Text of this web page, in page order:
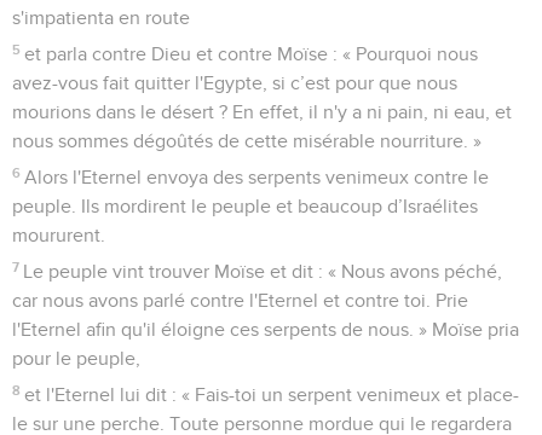
s'impatienta en route
5 et parla contre Dieu et contre Moïse : « Pourquoi nous
avez-vous fait quitter l'Egypte, si c’est pour que nous
mourions dans le désert ? En effet, il n'y a ni pain, ni eau, et
nous sommes dégoûtés de cette misérable nourriture. »
6 Alors l'Eternel envoya des serpents venimeux contre le
peuple. Ils mordirent le peuple et beaucoup d’Israélites
moururent.
7 Le peuple vint trouver Moïse et dit : « Nous avons péché,
car nous avons parlé contre l'Eternel et contre toi. Prie
l'Eternel afin qu'il éloigne ces serpents de nous. » Moïse pria
pour le peuple,
8 et l'Eternel lui dit : « Fais-toi un serpent venimeux et place-
le sur une perche. Toute personne mordue qui le regardera